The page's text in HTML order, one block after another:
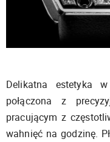
Delikatna estetyka
połączona z
pracującym z
wahnięć na godzinę.